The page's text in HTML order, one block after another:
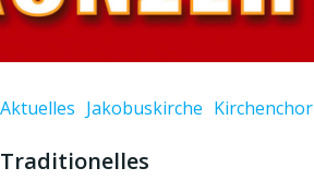
Aktuelles Jakobuskirche Kirchenchor
Traditionelles